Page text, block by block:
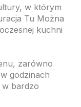
w którym
Tu Można
kuchni
zarówno
godzinach
w bardzo